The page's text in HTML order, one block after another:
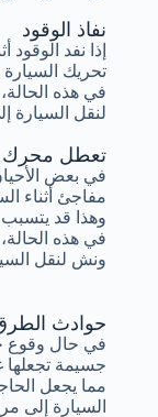
تعطل محرك
في بعض
مفاجئ أثناء
وهذا قد
في هذه
ونش لنقل
نفاذ الوقود
إذا نفد
تحريك السيارة
في هذه
لنقل
حوادث
في حال وقوع
جسيمة تجعلها
مما يجعل
السيارة إلى